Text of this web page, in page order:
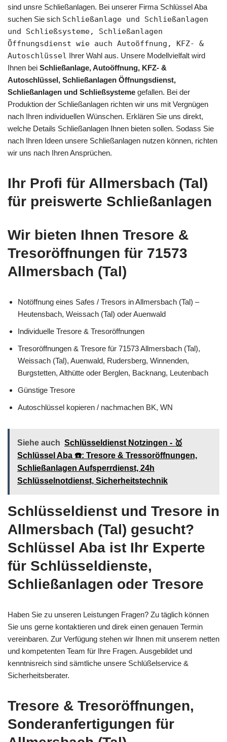
sind unsre Schließanlagen. Bei unserer Firma Schlüssel Aba
suchen Sie sich Schließanlage und Schließanlagen
und Schließsysteme, Schließanlagen
Öffnungsdienst wie auch Autoöffnung, KFZ- &
Autoschlüssel Ihrer Wahl aus. Unsere Modellvielfalt wird
Ihnen bei Schließanlage, Autoöffnung, KFZ- &
Autoschlüssel, Schließanlagen Öffnungsdienst,
Schließanlagen und Schließsysteme gefallen. Bei der
Produktion der Schließanlagen richten wir uns mit Vergnügen
nach Ihren individuellen Wünschen. Erklären Sie uns direkt,
welche Details Schließanlagen Ihnen bieten sollen. Sodass Sie
nach Ihren Ideen unsere Schließanlagen nutzen können, richten
wir uns nach Ihren Ansprüchen.
Ihr Profi für Allmersbach (Tal)
für preiswerte Schließanlagen
Wir bieten Ihnen Tresore &
Tresoröffnungen für 71573
Allmersbach (Tal)
Notöffnung eines Safes / Tresors in Allmersbach (Tal) –
Heutensbach, Weissach (Tal) oder Auenwald
Individuelle Tresore & Tresoröffnungen
Tresoröffnungen & Tresore für 71573 Allmersbach (Tal),
Weissach (Tal), Auenwald, Rudersberg, Winnenden,
Burgstetten, Althütte oder Berglen, Backnang, Leutenbach
Günstige Tresore
Autoschlüssel kopieren / nachmachen BK, WN
Siehe auch Schlüsseldienst Notzingen - 🥇
Schlüssel Aba ☎️: Tresore & Tressoröffnungen,
Schließanlagen Aufsperrdienst, 24h
Schlüsselnotdienst, Sicherheitstechnik
Schlüsseldienst und Tresore in
Allmersbach (Tal) gesucht?
Schlüssel Aba ist Ihr Experte
für Schlüsseldienste,
Schließanlagen oder Tresore
Haben Sie zu unseren Leistungen Fragen? Zu täglich können
Sie uns gerne kontaktieren und direk einen genauen Termin
vereinbaren. Zur Verfügung stehen wir Ihnen mit unserem netten
und kompetenten Team für Ihre Fragen. Ausgebildet und
kenntnisreich sind sämtliche unsere Schlüßelservice &
Sicherheitsberater.
Tresore & Tresoröffnungen,
Sonderanfertigungen für